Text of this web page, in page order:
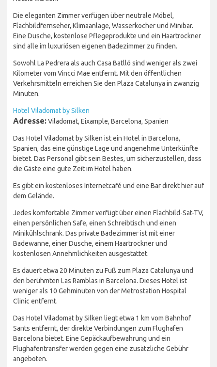
Die eleganten Zimmer verfügen über neutrale Möbel,
Flachbildfernseher, Klimaanlage, Wasserkocher und Minibar.
Eine Dusche, kostenlose Pflegeprodukte und ein Haartrockner
sind alle im luxuriösen eigenen Badezimmer zu finden.
Sowohl La Pedrera als auch Casa Batlló sind weniger als zwei
Kilometer vom Vincci Mae entfernt. Mit den öffentlichen
Verkehrsmitteln erreichen Sie den Plaza Catalunya in zwanzig
Minuten.
Hotel Viladomat by Silken
Adresse:Viladomat, Eixample, Barcelona, Spanien
Das Hotel Viladomat by Silken ist ein Hotel in Barcelona,
Spanien, das eine günstige Lage und angenehme Unterkünfte
bietet. Das Personal gibt sein Bestes, um sicherzustellen, dass
die Gäste eine gute Zeit im Hotel haben.
Es gibt ein kostenloses Internetcafé und eine Bar direkt hier auf
dem Gelände.
Jedes komfortable Zimmer verfügt über einen Flachbild-Sat-TV,
einen persönlichen Safe, einen Schreibtisch und einen
Minikühlschrank. Das private Badezimmer ist mit einer
Badewanne, einer Dusche, einem Haartrockner und
kostenlosen Annehmlichkeiten ausgestattet.
Es dauert etwa 20 Minuten zu Fuß zum Plaza Catalunya und
den berühmten Las Ramblas in Barcelona. Dieses Hotel ist
weniger als 10 Gehminuten von der Metrostation Hospital
Clinic entfernt.
Das Hotel Viladomat by Silken liegt etwa 1 km vom Bahnhof
Sants entfernt, der direkte Verbindungen zum Flughafen
Barcelona bietet. Eine Gepäckaufbewahrung und ein
Flughafentransfer werden gegen eine zusätzliche Gebühr
angeboten.